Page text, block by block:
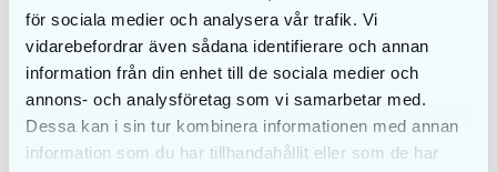
för sociala medier och analysera vår trafik. Vi
vidarebefordrar även sådana identifierare och annan
information från din enhet till de sociala medier och
annons- och analysföretag som vi samarbetar med.
Dessa kan i sin tur kombinera informationen med annan
information som du har tillhandahållit eller som de har
Interdental
Toothbrush 0,45 mm
3,25
ADD TO CART
Interdental
Toothbrush 1,1 mm
3,25
ADD TO CART